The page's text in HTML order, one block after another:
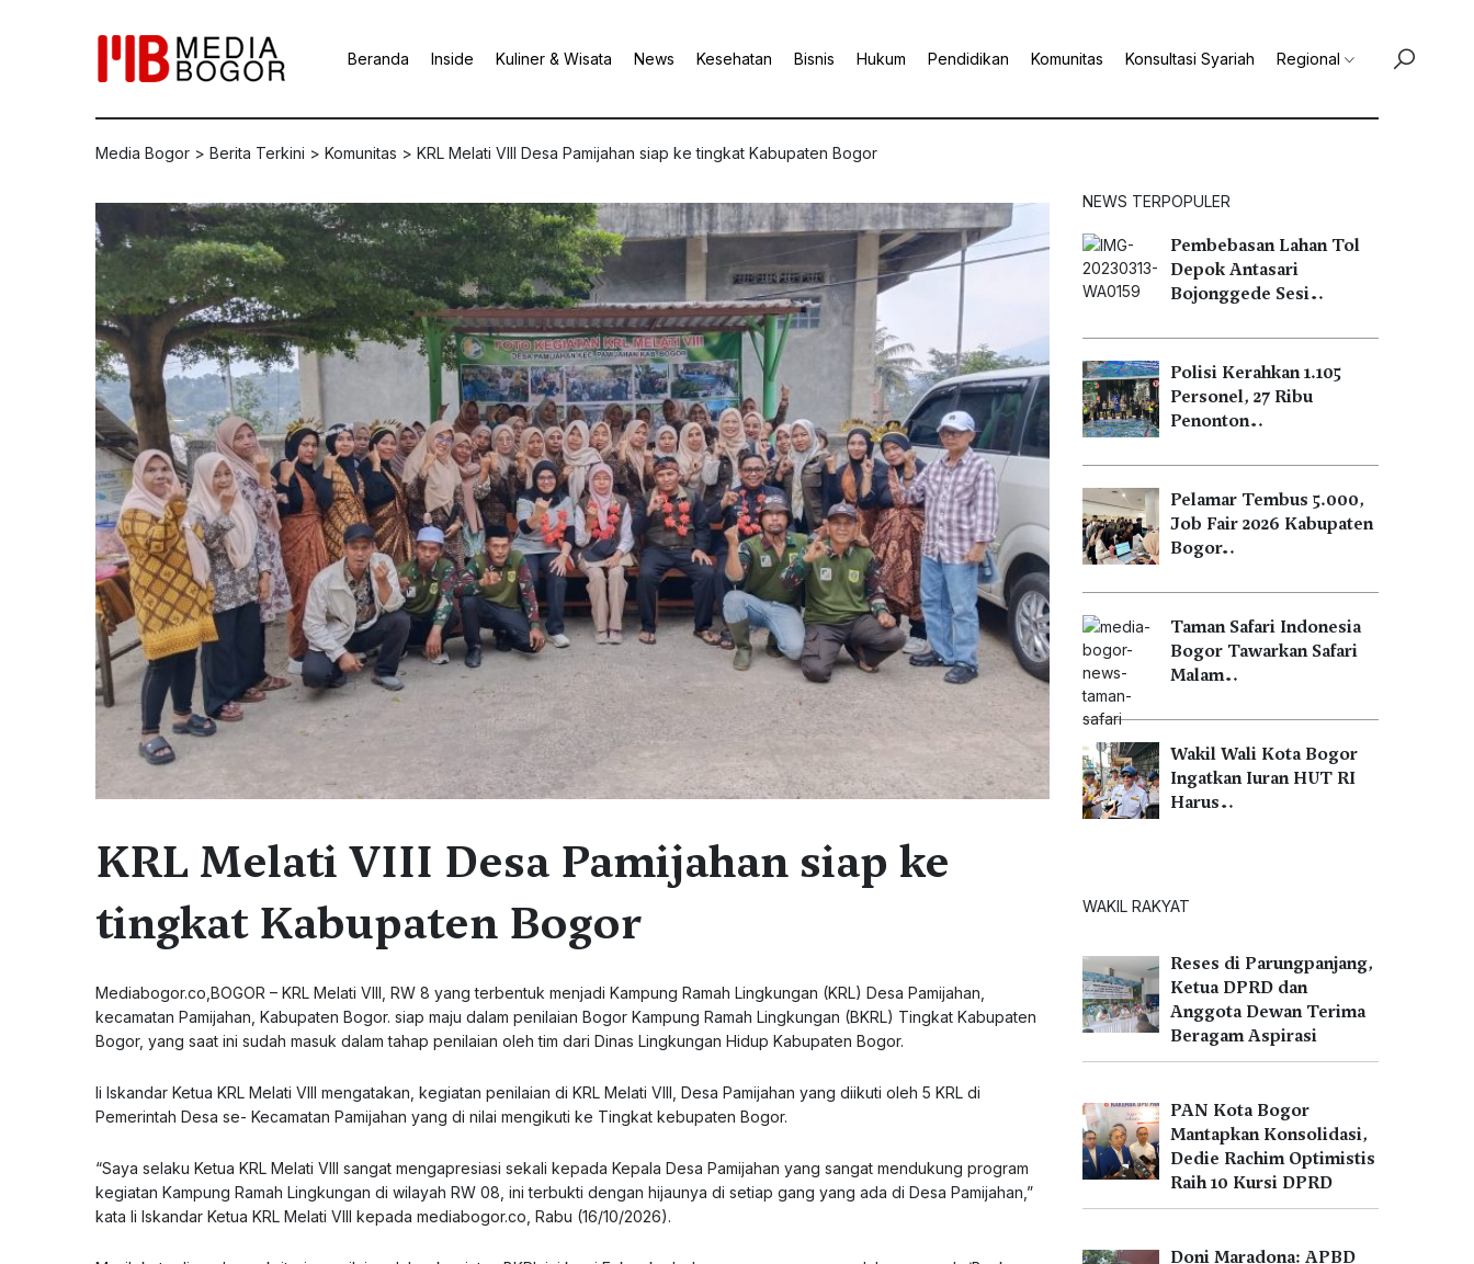
Beranda Inside Kuliner & Wisata News Kesehatan Bisnis Hukum Pendidikan Komunitas Konsultasi Syariah Regional
Media Bogor > Berita Terkini > Komunitas > KRL Melati VIII Desa Pamijahan siap ke tingkat Kabupaten Bogor
KRL Melati VIII Desa Pamijahan siap ke
tingkat Kabupaten Bogor
Mediabogor.co,BOGOR – KRL Melati VIII, RW 8 yang terbentuk menjadi Kampung Ramah Lingkungan (KRL) Desa Pamijahan,
kecamatan Pamijahan, Kabupaten Bogor. siap maju dalam penilaian Bogor Kampung Ramah Lingkungan (BKRL) Tingkat Kabupaten
Bogor, yang saat ini sudah masuk dalam tahap penilaian oleh tim dari Dinas Lingkungan Hidup Kabupaten Bogor.
Ii Iskandar Ketua KRL Melati VIII mengatakan, kegiatan penilaian di KRL Melati VIII, Desa Pamijahan yang diikuti oleh 5 KRL di
Pemerintah Desa se- Kecamatan Pamijahan yang di nilai mengikuti ke Tingkat kebupaten Bogor.
“Saya selaku Ketua KRL Melati VIII sangat mengapresiasi sekali kepada Kepala Desa Pamijahan yang sangat mendukung program
kegiatan Kampung Ramah Lingkungan di wilayah RW 08, ini terbukti dengan hijaunya di setiap gang yang ada di Desa Pamijahan,”
kata Ii Iskandar Ketua KRL Melati VIII kepada mediabogor.co, Rabu (16/10/2026).
NEWS TERPOPULER
Pembebasan Lahan Tol
Depok Antasari
Bojonggede Sesi…
Polisi Kerahkan 1.105
Personel, 27 Ribu
Penonton…
Pelamar Tembus 5.000,
Job Fair 2026 Kabupaten
Bogor…
Taman Safari Indonesia
Bogor Tawarkan Safari
Malam…
Wakil Wali Kota Bogor
Ingatkan Iuran HUT RI
Harus…
WAKIL RAKYAT
Reses di Parungpanjang,
Ketua DPRD dan
Anggota Dewan Terima
Beragam Aspirasi
PAN Kota Bogor
Mantapkan Konsolidasi,
Dedie Rachim Optimistis
Raih 10 Kursi DPRD
Doni Maradona: APBD